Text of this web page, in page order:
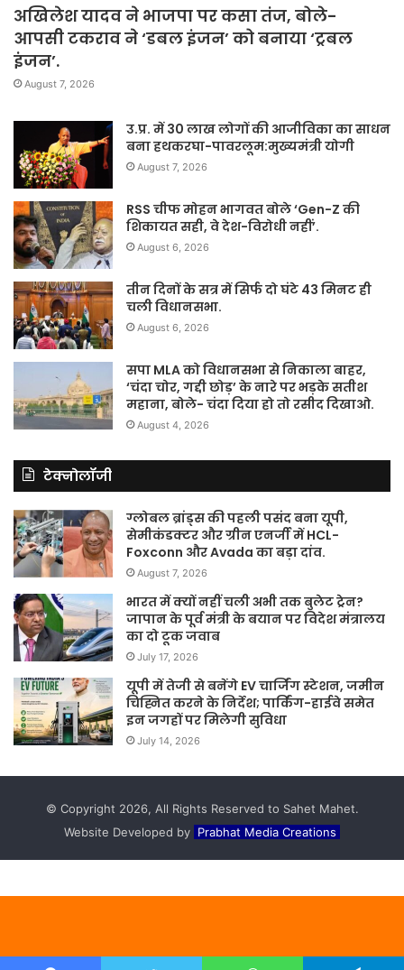
अखिलेश यादव ने भाजपा पर कसा तंज, बोले-
आपसी टकराव ने ‘डबल इंजन’ को बनाया ‘ट्रबल
इंजन’.
August 7, 2026
उ.प्र. में 30 लाख लोगों की आजीविका का साधन
बना हथकरघा-पावरलूम:मुख्यमंत्री योगी
August 7, 2026
RSS चीफ मोहन भागवत बोले ‘Gen-Z की
शिकायत सही, वे देश-विरोधी नहीं’.
August 6, 2026
तीन दिनों के सत्र में सिर्फ दो घंटे 43 मिनट ही
चली विधानसभा.
August 6, 2026
सपा MLA को विधानसभा से निकाला बाहर,
‘चंदा चोर, गद्दी छोड़’ के नारे पर भड़के सतीश
महाना, बोले- चंदा दिया हो तो रसीद दिखाओ.
August 4, 2026
टेक्नोलॉजी
ग्लोबल ब्रांड्स की पहली पसंद बना यूपी,
सेमीकंडक्टर और ग्रीन एनर्जी में HCL-
Foxconn और Avada का बड़ा दांव.
August 7, 2026
भारत में क्यों नहीं चली अभी तक बुलेट ट्रेन?
जापान के पूर्व मंत्री के बयान पर विदेश मंत्रालय
का दो टूक जवाब
July 17, 2026
यूपी में तेजी से बनेंगे EV चार्जिंग स्टेशन, जमीन
चिह्नित करने के निर्देश; पार्किंग-हाईवे समेत
इन जगहों पर मिलेगी सुविधा
July 14, 2026
© Copyright 2026, All Rights Reserved to Sahet Mahet.
Website Developed by Prabhat Media Creations